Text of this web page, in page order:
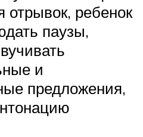
отрывок, ребенок
паузы,
и
предложения,